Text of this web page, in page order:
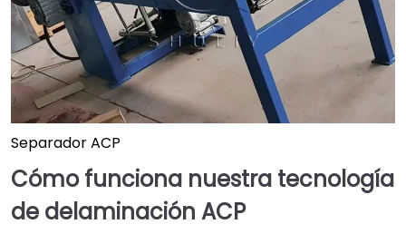
Separador ACP
Cómo funciona nuestra tecnología
de delaminación ACP